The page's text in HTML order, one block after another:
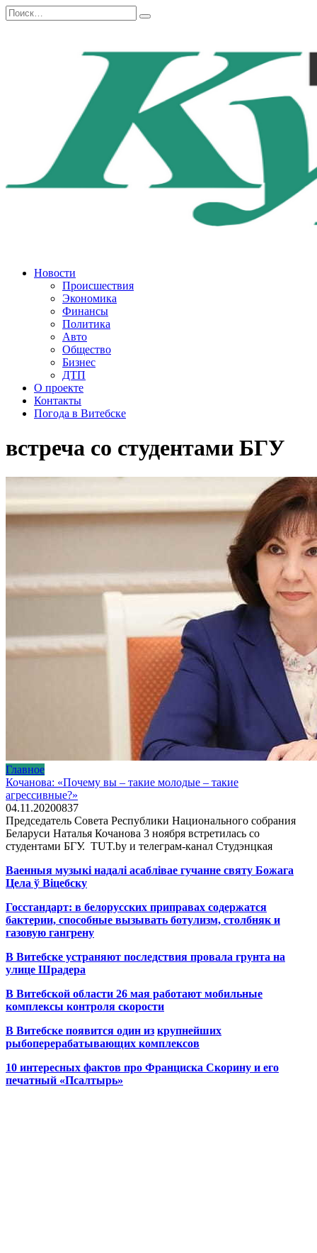
Перейти
к
Search
for:
Новости
Происшествия
Экономика
Финансы
Политика
Авто
Общество
Бизнес
ДТП
О проекте
Контакты
Погода в Витебске
встреча со студентами БГУ
Главное
Кочанова: «Почему вы – такие молодые – такие
агрессивные?»
04.11.20200837
Председатель Совета Республики Национального собрания
Беларуси Наталья Кочанова 3 ноября встретилась со
студентами БГУ. TUT.by и телеграм-канал Студэнцкая
Ваенныя музыкі надалі асаблівае гучанне святу Божага
Цела ў Віцебску
Госстандарт: в белорусских приправах содержатся
бактерии, способные вызывать ботулизм, столбняк и
газовую гангрену
В Витебске устраняют последствия провала грунта на
улице Шрадера
В Витебской области 26 мая работают мобильные
комплексы контроля скорости
В Витебске появится один из крупнейших
рыбоперерабатывающих комплексов
10 интересных фактов про Франциска Скорину и его
печатный «Псалтырь»